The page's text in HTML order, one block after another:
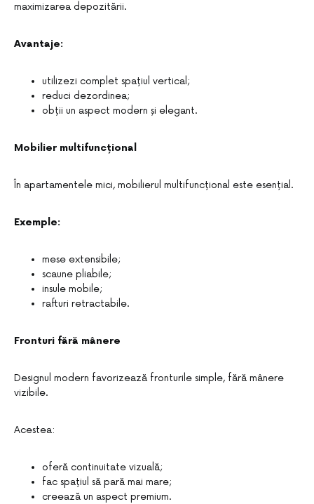
maximizarea depozitării.
Avantaje:
utilizezi complet spațiul vertical;
reduci dezordinea;
obții un aspect modern și elegant.
Mobilier multifuncțional
În apartamentele mici, mobilierul multifuncțional este esențial.
Exemple:
mese extensibile;
scaune pliabile;
insule mobile;
rafturi retractabile.
Fronturi fără mânere
Designul modern favorizează fronturile simple, fără mânere
vizibile.
Acestea:
oferă continuitate vizuală;
fac spațiul să pară mai mare;
creează un aspect premium.